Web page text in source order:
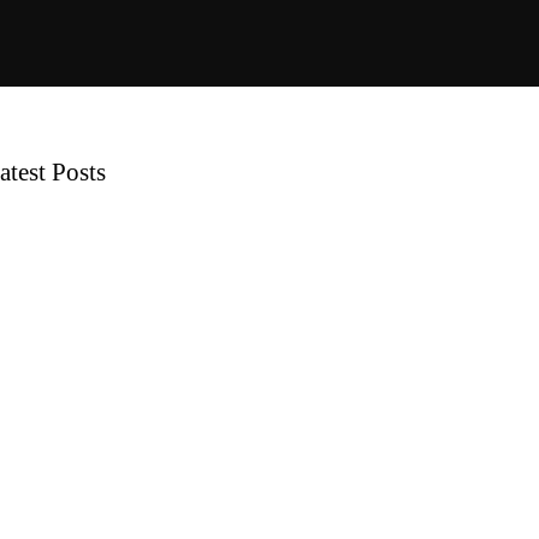
Posts